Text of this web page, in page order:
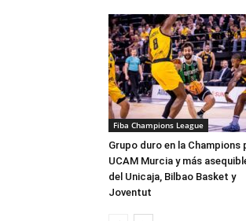
Fiba Champions League
Grupo duro en la Champions
UCAM Murcia y más
del Unicaja, Bilbao Basket y
Joventut